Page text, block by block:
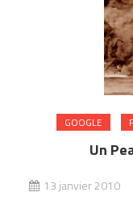
GOOGLE
Un
13 janvier 2010